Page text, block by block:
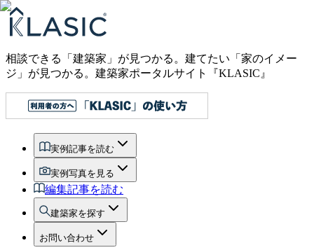
相談できる「建築家」が見つかる。建てたい「家のイメー
ジ」が見つかる。 建築家ポータルサイト『KLASIC』
実例記事を読む
実例写真を見る
編集記事を読む
建築家を探す
お問い合わせ